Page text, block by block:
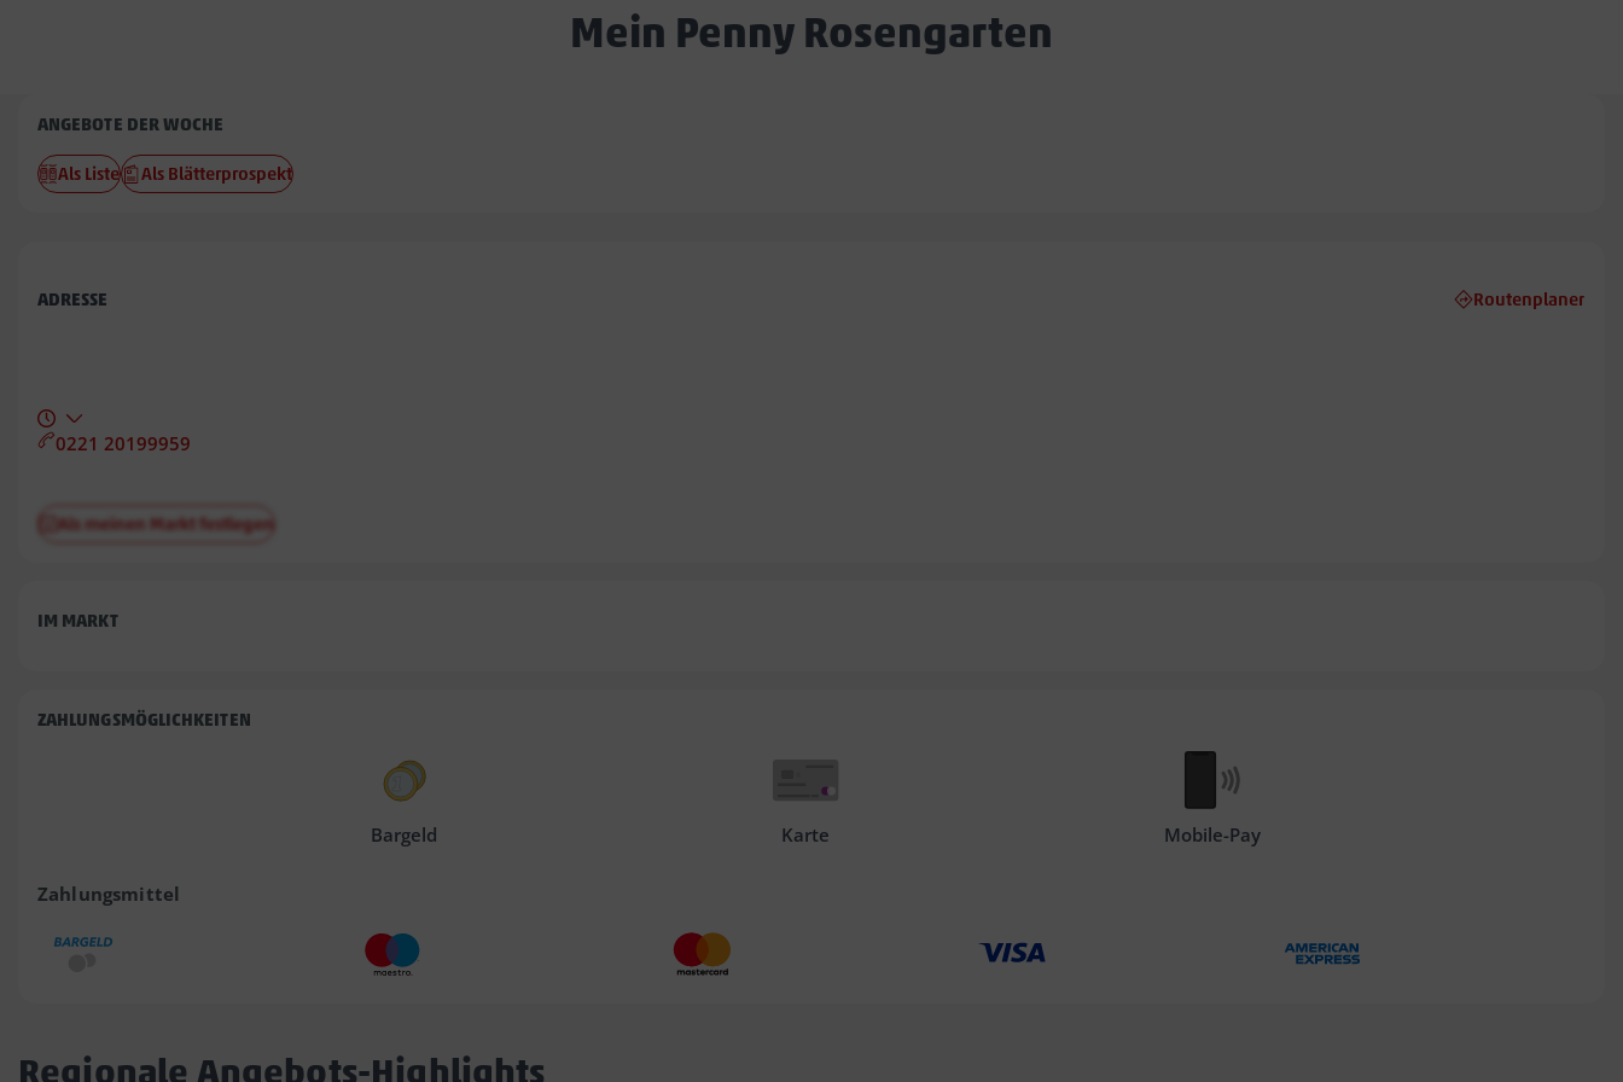
Mein Penny Rosengarten
Penny
Rosengarten
ANGEBOTE DER WOCHE
Als Liste Als Blätterprospekt
ADRESSE Routenplaner
0221 20199959
Als meinen Markt festlegen
IM MARKT
ZAHLUNGSMÖGLICHKEITEN
Bargeld Karte Mobile-Pay
Zahlungsmittel
Regionale Angebots-Highlights